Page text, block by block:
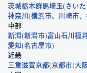
茨城栃木群馬埼玉 さい
神奈川
横浜市 川崎市
中部
新潟 新潟市 富山石川 福
愛知 名古屋市
近畿
三重滋賀京都 京都市 大